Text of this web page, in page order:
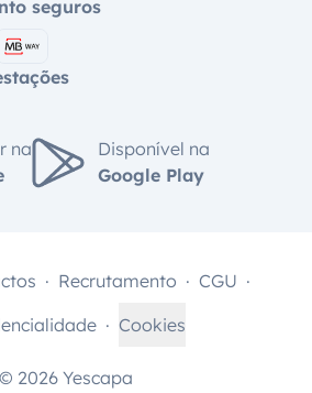
seguros
na
Disponível na
Google Play
© 2026 Yescapa
Recrutamento
CGU
Cookies